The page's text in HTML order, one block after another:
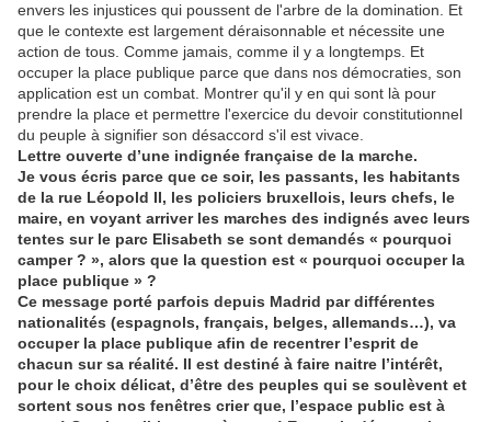
envers les injustices qui poussent de l'arbre de la domination. Et
que le contexte est largement déraisonnable et nécessite une
action de tous. Comme jamais, comme il y a longtemps. Et
occuper la place publique parce que dans nos démocraties, son
application est un combat. Montrer qu'il y en qui sont là pour
prendre la place et permettre l'exercice du devoir constitutionnel
du peuple à signifier son désaccord s'il est vivace.
Lettre ouverte d’une indignée française de la marche.
Je vous écris parce que ce soir, les passants, les habitants
de la rue Léopold II, les policiers bruxellois, leurs chefs, le
maire, en voyant arriver les marches des indignés avec leurs
tentes sur le parc Elisabeth se sont demandés « pourquoi
camper ? », alors que la question est « pourquoi occuper la
place publique » ?
Ce message porté parfois depuis Madrid par différentes
nationalités (espagnols, français, belges, allemands…), va
occuper la place publique afin de recentrer l’esprit de
chacun sur sa réalité. Il est destiné à faire naitre l’intérêt,
pour le choix délicat, d’être des peuples qui se soulèvent et
sortent sous nos fenêtres crier que, l’espace public est à